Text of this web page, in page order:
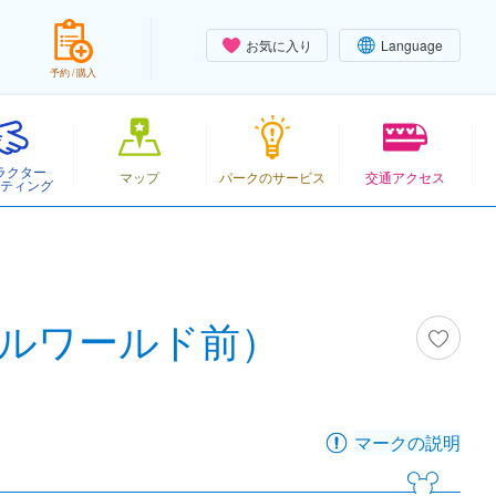
お気に入り Language
予約 / 購入
クター
ィング マップ パークのサービス 交通アクセス
ワールド前）
マークの説明